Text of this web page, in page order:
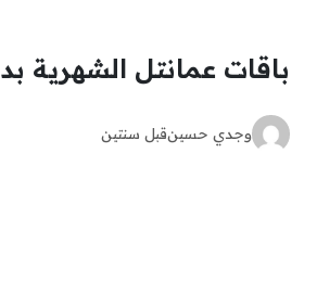
باقات عمانتل الشهرية
وجدي حسينقبل سنتين